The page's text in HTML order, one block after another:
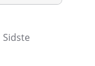
Sidste